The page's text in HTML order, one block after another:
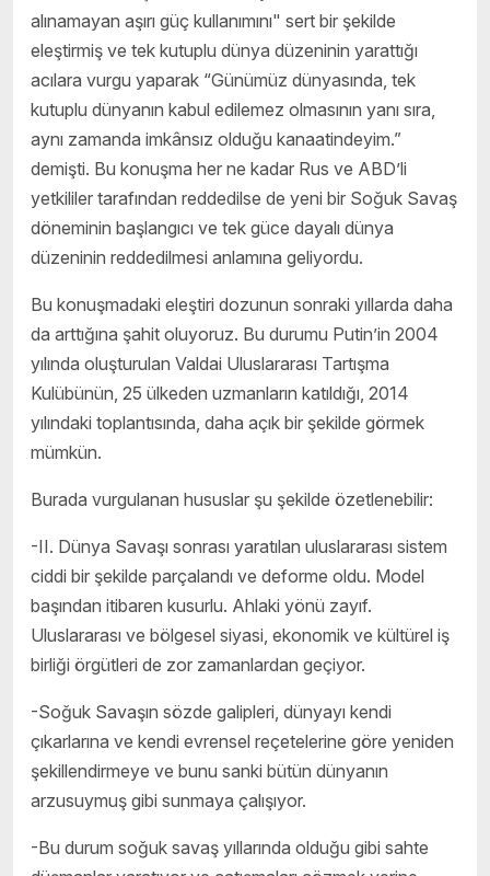
alınamayan aşırı güç kullanımını" sert bir şekilde
eleştirmiş ve tek kutuplu dünya düzeninin yarattığı
acılara vurgu yaparak “Günümüz dünyasında, tek
kutuplu dünyanın kabul edilemez olmasının yanı sıra,
aynı zamanda imkânsız olduğu kanaatindeyim.”
demişti. Bu konuşma her ne kadar Rus ve ABD’li
yetkililer tarafından reddedilse de yeni bir Soğuk Savaş
döneminin başlangıcı ve tek güce dayalı dünya
düzeninin reddedilmesi anlamına geliyordu.
Bu konuşmadaki eleştiri dozunun sonraki yıllarda daha
da arttığına şahit oluyoruz. Bu durumu Putin’in 2004
yılında oluşturulan Valdai Uluslararası Tartışma
Kulübünün, 25 ülkeden uzmanların katıldığı, 2014
yılındaki toplantısında, daha açık bir şekilde görmek
mümkün.
Burada vurgulanan hususlar şu şekilde özetlenebilir:
-II. Dünya Savaşı sonrası yaratılan uluslararası sistem
ciddi bir şekilde parçalandı ve deforme oldu. Model
başından itibaren kusurlu. Ahlaki yönü zayıf.
Uluslararası ve bölgesel siyasi, ekonomik ve kültürel iş
birliği örgütleri de zor zamanlardan geçiyor.
-Soğuk Savaşın sözde galipleri, dünyayı kendi
çıkarlarına ve kendi evrensel reçetelerine göre yeniden
şekillendirmeye ve bunu sanki bütün dünyanın
arzusuymuş gibi sunmaya çalışıyor.
-Bu durum soğuk savaş yıllarında olduğu gibi sahte